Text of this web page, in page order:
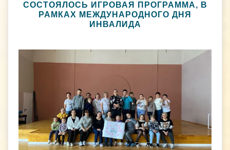
СОСТОЯЛОСЬ ИГРОВАЯ ПРОГРАММА, В
РАМКАХ МЕЖДУНАРОДНОГО ДНЯ
ИНВАЛИДА